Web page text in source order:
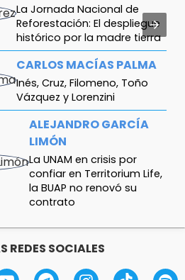
La Jornada Nacional de
Reforestación: El despliegue
histórico por la madre tierra
CARLOS MACÍAS PALMA
Inés, Cruz, Filomeno, Toño
Vázquez y Lorenzini
ALEJANDRO GARCÍA
LIMÓN
La UNAM en crisis por
confiar en Territorium Life,
la BUAP no renovó su
contrato
MARCOS CASTRO
MARTÍNEZ
REDES SOCIALES